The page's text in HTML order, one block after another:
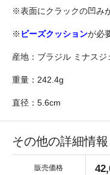
※表面にクラックの凹み
※ ビーズクッションが必
産地：ブラジル ミナス
重量：242.4g
直径：5.6cm
その他の詳細情報
販売価格